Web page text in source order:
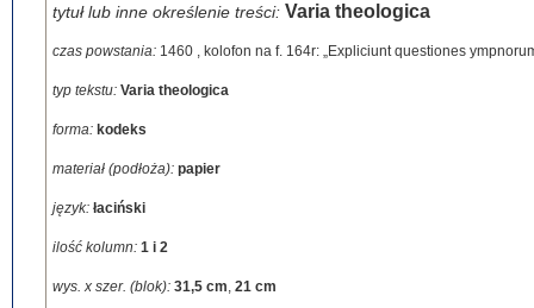
tytuł lub inne określenie treści: Varia theologica
czas powstania: 1460 , kolofon na f. 164r: „Expliciunt questiones
typ tekstu: Varia theologica
forma: kodeks
materiał (podłoża): papier
język: łaciński
ilość kolumn: 1 i 2
wys. x szer. (blok): 31,5 cm, 21 cm